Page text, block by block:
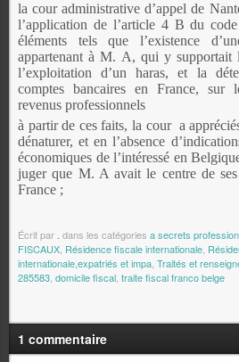
la cour administrative d’appel de
l’application de l’article 4 B du
éléments tels que l’existence
appartenant à M. A, qui y supportait
l’exploitation d’un haras, et la
comptes bancaires en France, sur
revenus professionnels
à partir de ces faits, la cour a
dénaturer, et en l’absence
économiques de l’intéressé en
juger que M. A avait le centre de ses
France ;
Écrit par dans les catégories a secrets
FISCAUX Résidence fiscale internationale
internationale,expatriés et impa Traités et
285583 domicile fiscal traite fiscal franco belge
1 commentaire